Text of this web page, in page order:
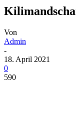
Von
Admin
-
18. April 2021
0
590